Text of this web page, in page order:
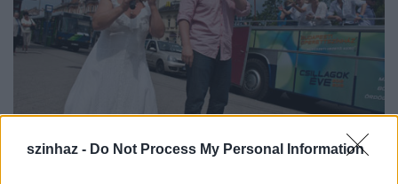
szinhaz - Do Not Process My Personal Information